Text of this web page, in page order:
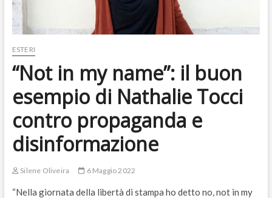
ESTERI
“Not in my name”: il buon
esempio di Nathalie Tocci
contro propaganda e
disinformazione
Silene Oliveira 6 Maggio 2022
“Nella giornata della libertà di stampa ho detto no, not in my